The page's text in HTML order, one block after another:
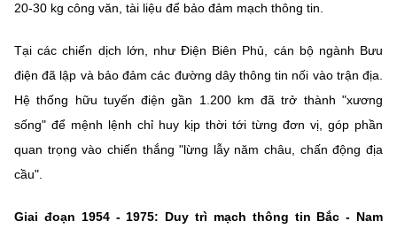
20-30 kg công văn, tài liệu để bảo đảm mạch thông tin.
Tại các chiến dịch lớn, như Điện Biên Phủ, cán bộ ngành Bưu
điện đã lập và bảo đảm các đường dây thông tin nối vào trận địa.
Hệ thống hữu tuyến điện gần 1.200 km đã trở thành "xương
sống" để mệnh lệnh chỉ huy kịp thời tới từng đơn vị, góp phần
quan trọng vào chiến thắng "lừng lẫy năm châu, chấn động địa
cầu".
Giai đoạn 1954 - 1975: Duy trì mạch thông tin Bắc - Nam